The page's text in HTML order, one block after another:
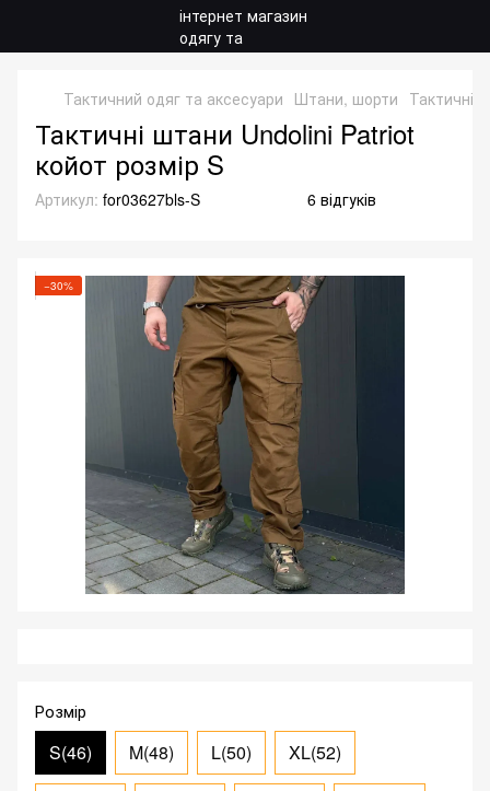
Тактичний одяг та аксесуари Штани, шорти Тактичні
Тактичні штани Undolini Patriot
койот розмір S
Артикул: for03627bls-S 6 відгуків
−30%
Розмір
S(46) M(48) L(50) XL(52)